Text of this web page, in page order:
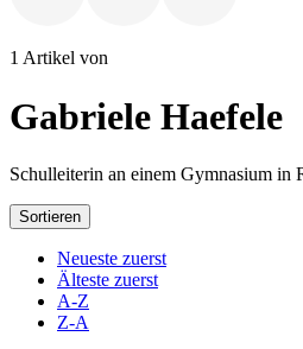
1 Artikel von
Gabriele Haefele
Schulleiterin an einem Gymnasium in
Sortieren
Neueste zuerst
Älteste zuerst
A-Z
Z-A